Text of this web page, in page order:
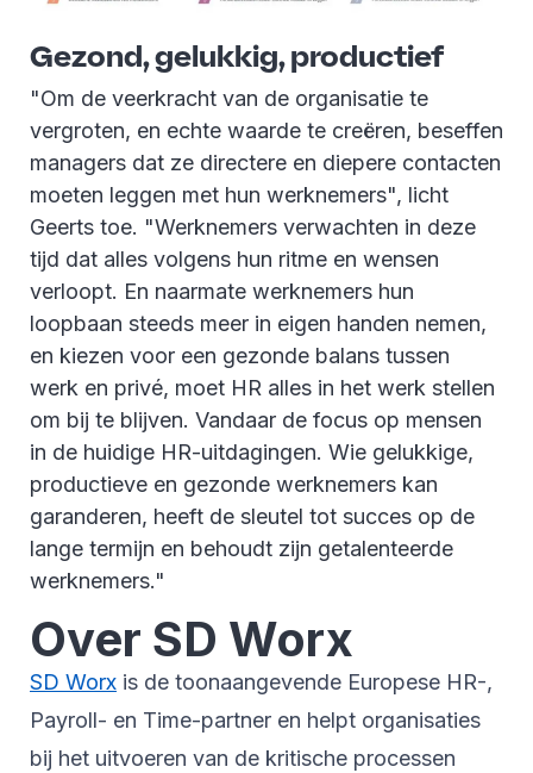
Gezond, gelukkig, productief
"Om de veerkracht van de organisatie te
vergroten, en echte waarde te creëren, beseffen
managers dat ze directere en diepere contacten
moeten leggen met hun werknemers", licht
Geerts toe. "Werknemers verwachten in deze
tijd dat alles volgens hun ritme en wensen
verloopt. En naarmate werknemers hun
loopbaan steeds meer in eigen handen nemen,
en kiezen voor een gezonde balans tussen
werk en privé, moet HR alles in het werk stellen
om bij te blijven. Vandaar de focus op mensen
in de huidige HR-uitdagingen. Wie gelukkige,
productieve en gezonde werknemers kan
garanderen, heeft de sleutel tot succes op de
lange termijn en behoudt zijn getalenteerde
werknemers."
Over SD Worx
SD Worx is de toonaangevende Europese HR-,
Payroll- en Time-partner en helpt organisaties
bij het uitvoeren van de kritische processen